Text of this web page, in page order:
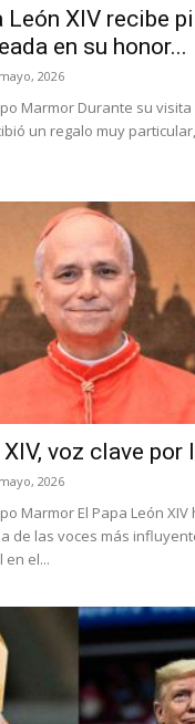
León XIV recibe
en su honor...
2026
Marmor Durante su visita
un regalo muy
voz clave por
2026
Marmor El Papa León XIV
de las voces más
en el...